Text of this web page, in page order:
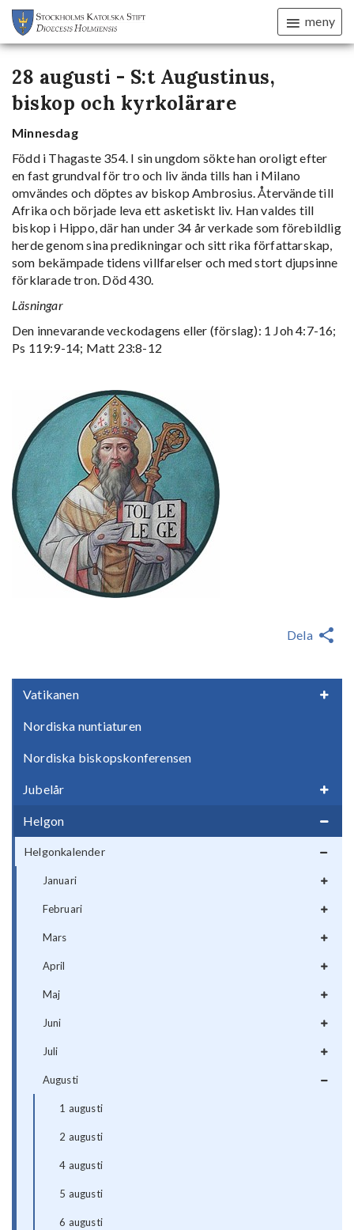
meny
Vatikanen
Nordiska nuntiaturen
Nordiska biskopskonferensen
Jubelår
Helgon
Helgonkalender
Januari
Februari
Mars
April
Maj
Juni
Juli
Augusti
1 augusti
2 augusti
4 augusti
5 augusti
6 augusti
28 augusti - S:t Augustinus,
biskop och kyrkolärare
Minnesdag
Född i Thagaste 354. I sin ungdom sökte han oroligt efter
en fast grundval för tro och liv ända tills han i Milano
omvändes och döptes av biskop Ambrosius. Återvände till
Afrika och började leva ett asketiskt liv. Han valdes till
biskop i Hippo, där han under 34 år verkade som förebildlig
herde genom sina predikningar och sitt rika författarskap,
som bekämpade tidens villfarelser och med stort djupsinne
förklarade tron. Död 430.
Läsningar
Den innevarande veckodagens eller (förslag): 1 Joh 4:7-16;
Ps 119:9-14; Matt 23:8-12
Dela